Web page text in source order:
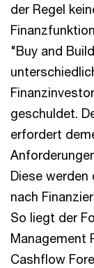
der Regel
"Buy and
geschuldet.
erfordert
Diese werden
nach
So liegt der
Management
Cashflow